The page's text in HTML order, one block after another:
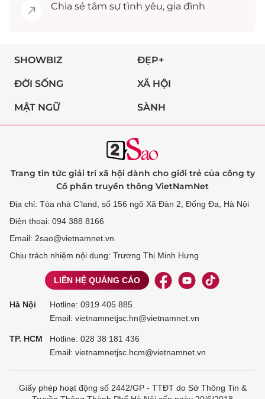
Chia sẻ tâm sự tình yêu, gia đình
SHOWBIZ ĐẸP+
ĐỜI SỐNG XÃ HỘI
MẬT NGỮ SÀNH
Trang tin tức giải trí xã hội dành cho giới trẻ của công ty
Cổ phần truyền thông VietNamNet
Địa chỉ: Tòa nhà C’land, số 156 ngõ Xã Đàn 2, Đống Đa, Hà Nội
Điện thoại: 094 388 8166
Email: 2sao@vietnamnet.vn
Chịu trách nhiệm nội dung: Trương Thị Minh Hưng
LIÊN HỆ QUẢNG CÁO
Hà Nội Hotline: 0919 405 885
Email: vietnamnetjsc.hn@vietnamnet.vn
TP. HCM Hotline: 028 38 181 436
Email: vietnamnetjsc.hcm@vietnamnet.vn
Giấy phép hoạt động số 2442/GP - TTĐT do Sở Thông Tin &